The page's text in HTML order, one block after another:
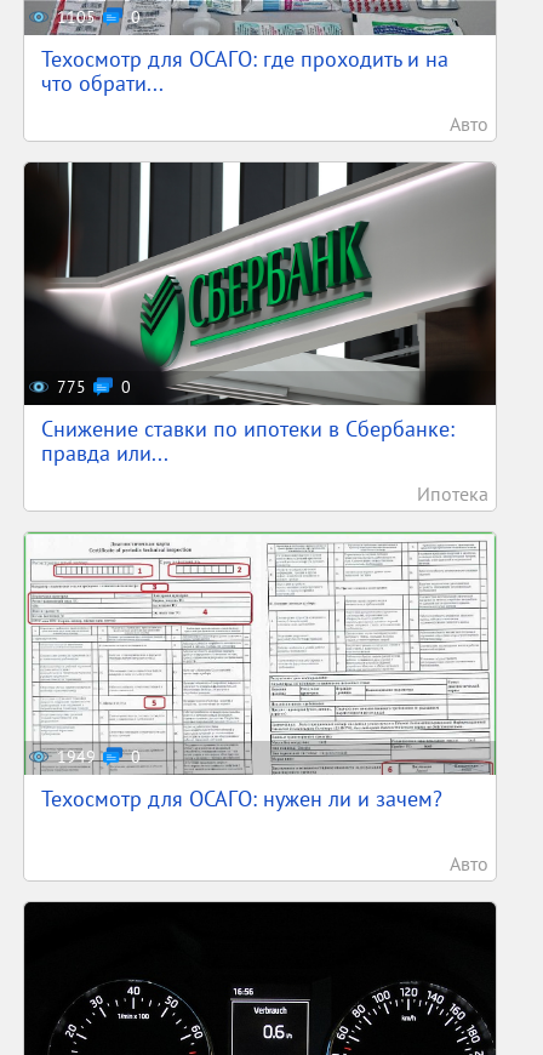
1105 0
Техосмотр для ОСАГО: где проходить и на
что обрати...
Авто
775 0
Снижение ставки по ипотеки в Сбербанке:
правда или...
Ипотека
1949 0
Техосмотр для ОСАГО: нужен ли и зачем?
Авто